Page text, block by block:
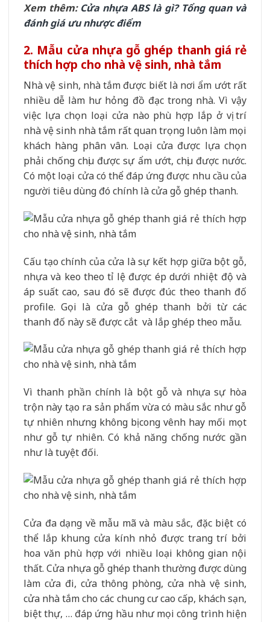
Xem thêm: Cửa nhựa ABS là gì? Tổng quan và
đánh giá ưu nhược điểm
2. Mẫu cửa nhựa gỗ ghép thanh giá rẻ
thích hợp cho nhà vệ sinh, nhà tắm
Nhà vệ sinh, nhà tắm được biết là nơi ẩm ướt rất
nhiều dễ làm hư hỏng đồ đạc trong nhà. Vì vậy
việc lựa chọn loại cửa nào phù hợp lắp ở vị trí
nhà vệ sinh nhà tắm rất quan trọng luôn làm mọi
khách hàng phân vân. Loại cửa được lựa chọn
phải chống chịu được sự ẩm ướt, chịu được nước.
Có một loại cửa có thể đáp ứng được nhu cầu của
người tiêu dùng đó chính là cửa gỗ ghép thanh.
Cấu tạo chính của cửa là sự kết hợp giữa bột gỗ,
nhựa và keo theo tỉ lệ được ép dưới nhiệt độ và
áp suất cao, sau đó sẽ được đúc theo thanh đố
profile. Gọi là cửa gỗ ghép thanh bởi từ các
thanh đố này sẽ được cắt và lắp ghép theo mẫu.
Vì thanh phần chính là bột gỗ và nhựa sự hòa
trộn này tạo ra sản phẩm vừa có màu sắc như gỗ
tự nhiên nhưng không bị cong vênh hay mối mọt
như gỗ tự nhiên. Có khả năng chống nước gần
như là tuyệt đối.
Cửa đa dạng về mẫu mã và màu sắc, đặc biệt có
thể lắp khung cửa kính nhỏ được trang trí bởi
hoa văn phù hợp với nhiều loại không gian nội
thất. Cửa nhựa gỗ ghép thanh thường được dùng
làm cửa đi, cửa thông phòng, cửa nhà vệ sinh,
cửa nhà tắm cho các chung cư cao cấp, khách sạn,
biệt thự, … đáp ứng hầu như mọi công trình hiện